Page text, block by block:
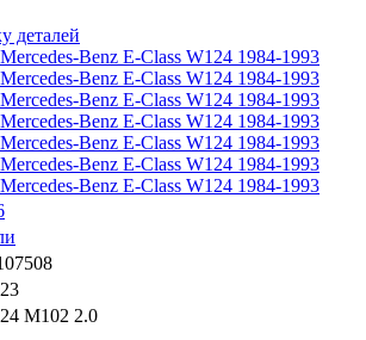
деталей
M102 2.0